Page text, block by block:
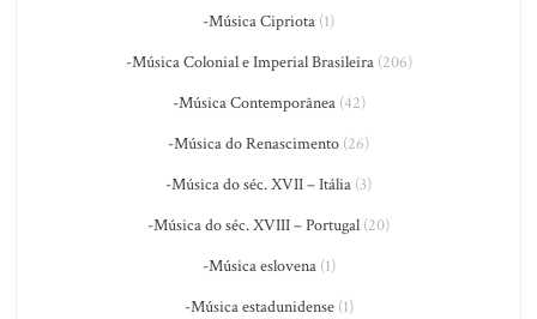
-Música Cipriota (1)
-Música Colonial e Imperial Brasileira(206)
-Música Contemporânea(42)
-Música do Renascimento (26)
-Música do séc. XVII – Itália (3)
-Música do séc. XVIII – Portugal (20)
-Música eslovena(1)
-Música estadunidense(1)